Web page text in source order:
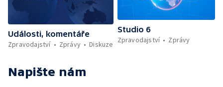
Události, komentáře
Zpravodajství
Zprávy Diskuze
Studio 6
Zpravodajství
Zprávy
Napište nám